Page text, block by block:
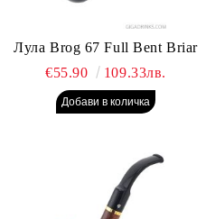
Лула Brog 67 Full Bent Briar
€55.90
109.33лв.